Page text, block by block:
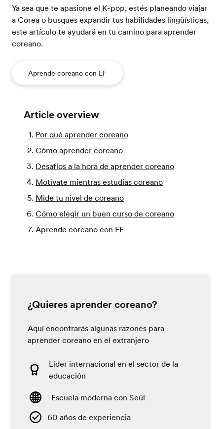
Ya sea que te apasione el K-pop, estés planeando viajar
a Corea o busques expandir tus habilidades lingüísticas,
este artículo te ayudará en tu camino para aprender
coreano.
Aprende coreano con EF
Article overview
Por qué aprender coreano
Cómo aprender coreano
Desafíos a la hora de aprender coreano
Motívate mientras estudias coreano
Mide tu nivel de coreano
Cómo elegir un buen curso de coreano
Aprende coreano con EF
¿Quieres aprender coreano?
Aquí encontrarás algunas razones para
aprender coreano en el extranjero
Líder internacional en el sector de la
educación
Escuela moderna con Seúl
60 años de experiencia